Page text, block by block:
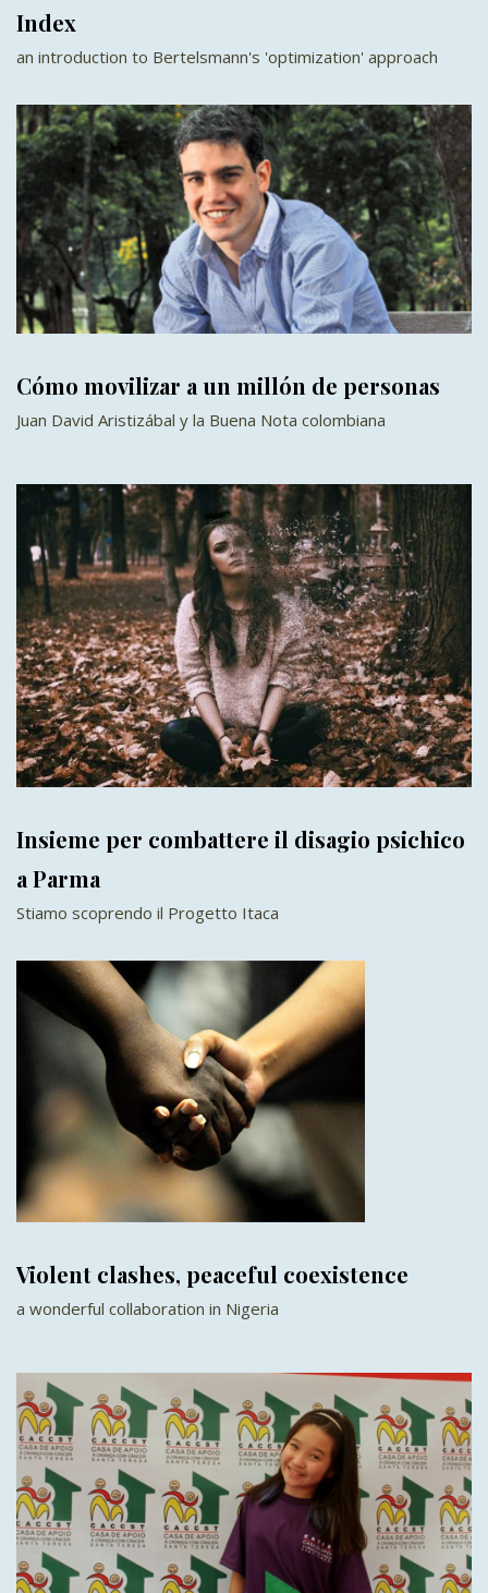
Index
an introduction to Bertelsmann's 'optimization' approach
Cómo movilizar a un millón de personas
Juan David Aristizábal y la Buena Nota colombiana
Insieme per combattere il disagio psichico
a Parma
Stiamo scoprendo il Progetto Itaca
Violent clashes, peaceful coexistence
a wonderful collaboration in Nigeria